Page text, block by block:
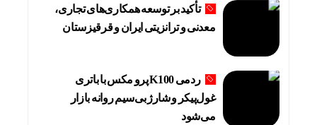
تأکید بر توسعه همکاری‌های تجاری،
معدنی و ترانزیتی ایران و قرقیزستان
ردمی K100 پرو مکس با باتری
غول‌پیکر و شارژ بی‌سیم روانه بازار
می‌شود